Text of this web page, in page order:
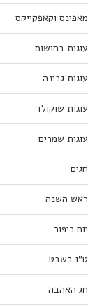
מאפינס וקאפקייקס
עוגות בחושות
עוגות גבינה
עוגות שוקולד
עוגות שמרים
חגים
ראש השנה
יום כיפור
ט”ו בשבט
חג האהבה